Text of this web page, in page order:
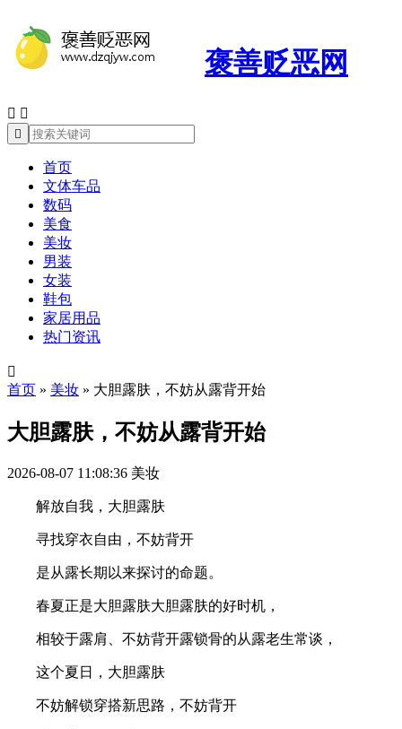
褒善贬恶网
 

首页
文体车品
数码
美食
美妆
男装
女装
鞋包
家居用品
热门资讯

首页 » 美妆 » 大胆露肤，不妨从露背开始
大胆露肤，不妨从露背开始
2026-08-07 11:08:36 美妆
解放自我，大胆露肤
寻找穿衣自由，不妨背开
是从露长期以来探讨的命题。
春夏正是大胆露肤大胆露肤的好时机，
相较于露肩、不妨背开露锁骨的从露老生常谈，
这个夏日，大胆露肤
不妨解锁穿搭新思路，不妨背开